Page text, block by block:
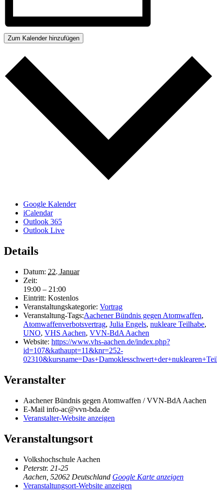
Zum Kalender hinzufügen
Google Kalender
iCalendar
Outlook 365
Outlook Live
Details
Datum: 22. Januar
Zeit:
19:00 – 21:00
Eintritt: Kostenlos
Veranstaltungskategorie: Vortrag
Veranstaltung-Tags:Aachener Bündnis gegen Atomwaffen,
Atomwaffenverbotsvertrag, Julia Engels, nukleare Teilhabe,
UNO, VHS Aachen, VVN-BdA Aachen
Website: https://www.vhs-aachen.de/index.php?
id=107&kathaupt=11&knr=252-
Veranstalter
Aachener Bündnis gegen Atomwaffen / VVN-BdA Aachen
E-Mail info-ac@vvn-bda.de
Veranstalter-Website anzeigen
Veranstaltungsort
Volkshochschule Aachen
Peterstr. 21-25
Aachen 52062 Deutschland Google Karte anzeigen
Veranstaltungsort-Website anzeigen